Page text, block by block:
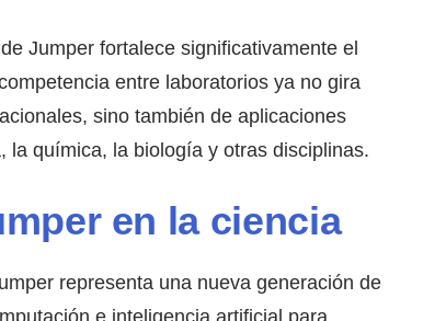
Jumper fortalece significativamente el
entre laboratorios ya no gira
sino también de aplicaciones
la química, la biología y otras disciplinas.
en la ciencia
representa una nueva generación de
e inteligencia artificial para